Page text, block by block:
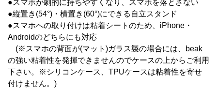
●スマホが劇的に持ちやすくなり、スマホを落とさない
●縦置き(54°)・横置き(60°)にできる自立スタンド
●スマホへの取り付けは粘着シートのため、iPhone・
Androidのどちらにも対応
(※スマホの背面が(マット)ガラス製の場合には、beak
の強い粘着性を発揮できませんのでケースの上からご利用
下さい。※シリコンケース、TPUケースは粘着性を寄せ
付けません。)